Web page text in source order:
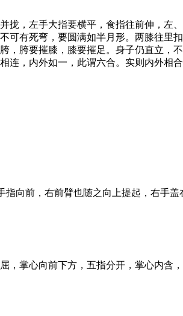
，左手大指要横平，食指往前伸，左
可有死弯，要圆满如半月形。两膝往里
，胯要摧膝，膝要摧足。身子仍直立，
连，内外如一，此谓六合。实则内外相
向前，右前臂也随之向上提起，右手盖
掌心向前下方，五指分开，掌心内含